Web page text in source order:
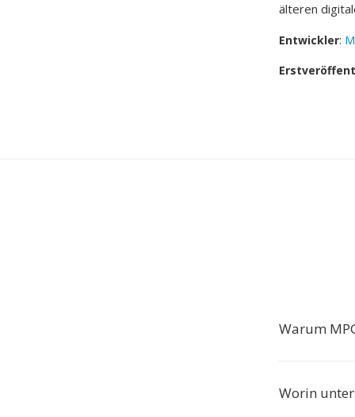
älteren
Entwickler:
Warum
Worin